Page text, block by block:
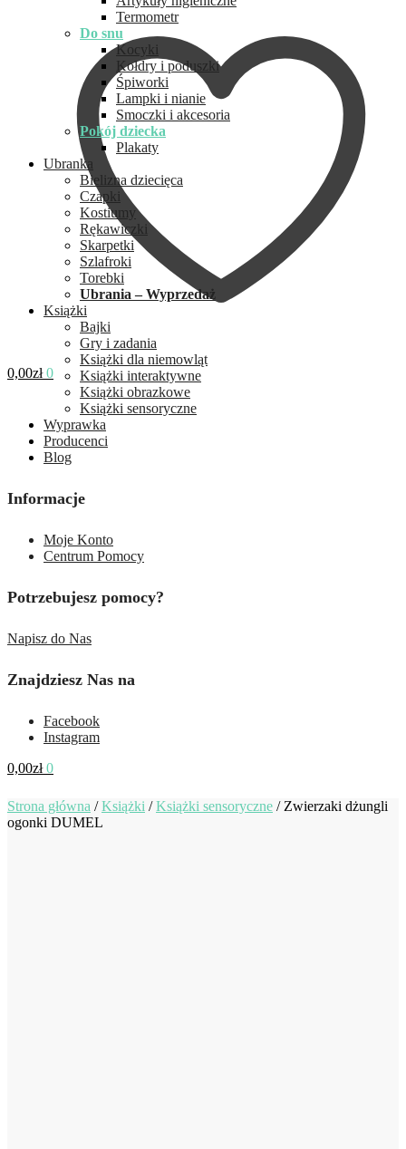
0,00zł 0
Termometr
Do snu
Kocyki
Kołdry i poduszki
Śpiworki
Lampki i nianie
Smoczki i akcesoria
Pokój dziecka
Plakaty
Ubranka
Bielizna dziecięca
Czapki
Kostiumy
Rękawiczki
Skarpetki
Szlafroki
Torebki
Ubrania – Wyprzedaż
Książki
Bajki
Gry i zadania
Książki dla niemowląt
Książki interaktywne
Książki obrazkowe
Książki sensoryczne
Wyprawka
Producenci
Blog
Informacje
Moje Konto
Centrum Pomocy
Potrzebujesz pomocy?
Napisz do Nas
Znajdziesz Nas na
Facebook
Instagram
0,00zł 0
Strona główna /Książki /Książki sensoryczne / Zwierzaki dżungli
ogonki DUMEL